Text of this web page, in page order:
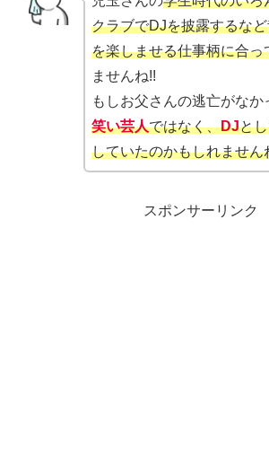
クラブでDJを披露するな
を楽しませる仕事柄に合っ
ませんね!!
もしお父さんの逃亡がなか
笑い芸人ではなく、DJと
していたのかもしれません
スポンサーリンク